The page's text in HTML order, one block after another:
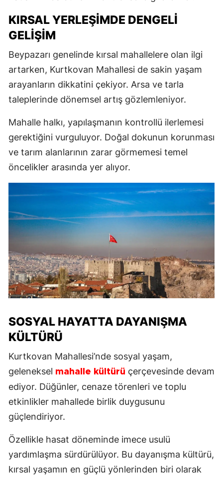
KIRSAL YERLEŞIMDE DENGELI
GELIŞIM
Beypazarı genelinde kırsal mahallelere olan ilgi
artarken, Kurtkovan Mahallesi de sakin yaşam
arayanların dikkatini çekiyor. Arsa ve tarla
taleplerinde dönemsel artış gözlemleniyor.
Mahalle halkı, yapılaşmanın kontrollü ilerlemesi
gerektiğini vurguluyor. Doğal dokunun korunması
ve tarım alanlarının zarar görmemesi temel
öncelikler arasında yer alıyor.
SOSYAL HAYATTA DAYANIŞMA
KÜLTÜRÜ
Kurtkovan Mahallesi’nde sosyal yaşam,
geleneksel mahalle kültürü çerçevesinde devam
ediyor. Düğünler, cenaze törenleri ve toplu
etkinlikler mahallede birlik duygusunu
güçlendiriyor.
Özellikle hasat döneminde imece usulü
yardımlaşma sürdürülüyor. Bu dayanışma kültürü,
kırsal yaşamın en güçlü yönlerinden biri olarak